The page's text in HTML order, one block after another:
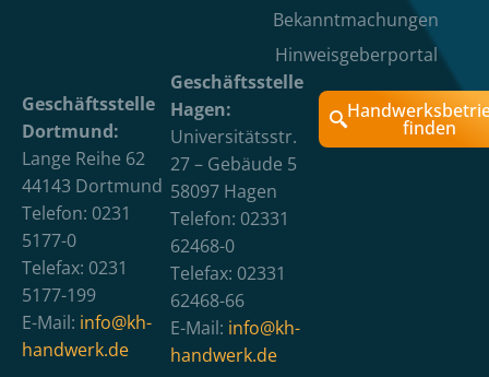
Bekanntmachungen
Hinweisgeberportal
Geschäftsstelle
Dortmund:
Lange Reihe 62
44143 Dortmund
Telefon: 0231
5177-0
Telefax: 0231
5177-199
E-Mail: info@kh-
handwerk.de
Geschäftsstelle
Hagen:
Universitätsstr.
27 – Gebäude 5
58097 Hagen
Telefon: 02331
62468-0
Telefax: 02331
62468-66
E-Mail: info@kh-
handwerk.de
finden